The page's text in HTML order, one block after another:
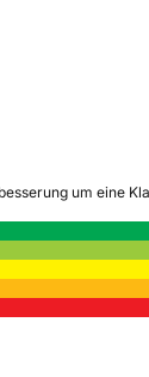
um eine